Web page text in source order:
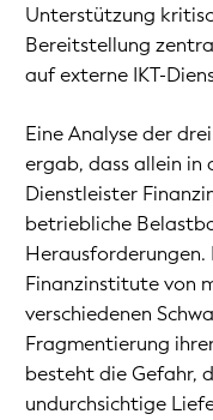
Unterstützung
Bereitstellung
auf externe IKT-
Eine Analyse der
ergab, dass allein in
Dienstleister
betriebliche
Finanzinstitute von
verschiedenen
Fragmentierung
besteht die Gefahr,
undurchsichtige